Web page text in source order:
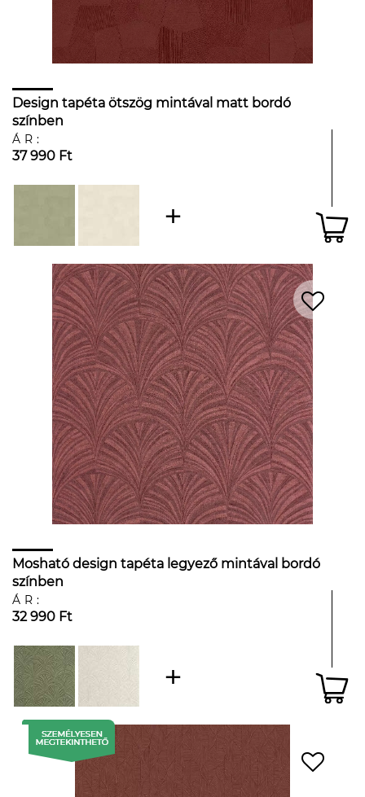
Design tapéta ötszög mintával matt bordó
színben
ÁR:
37 990 Ft
Mosható design tapéta legyező mintával bordó
színben
ÁR:
32 990 Ft